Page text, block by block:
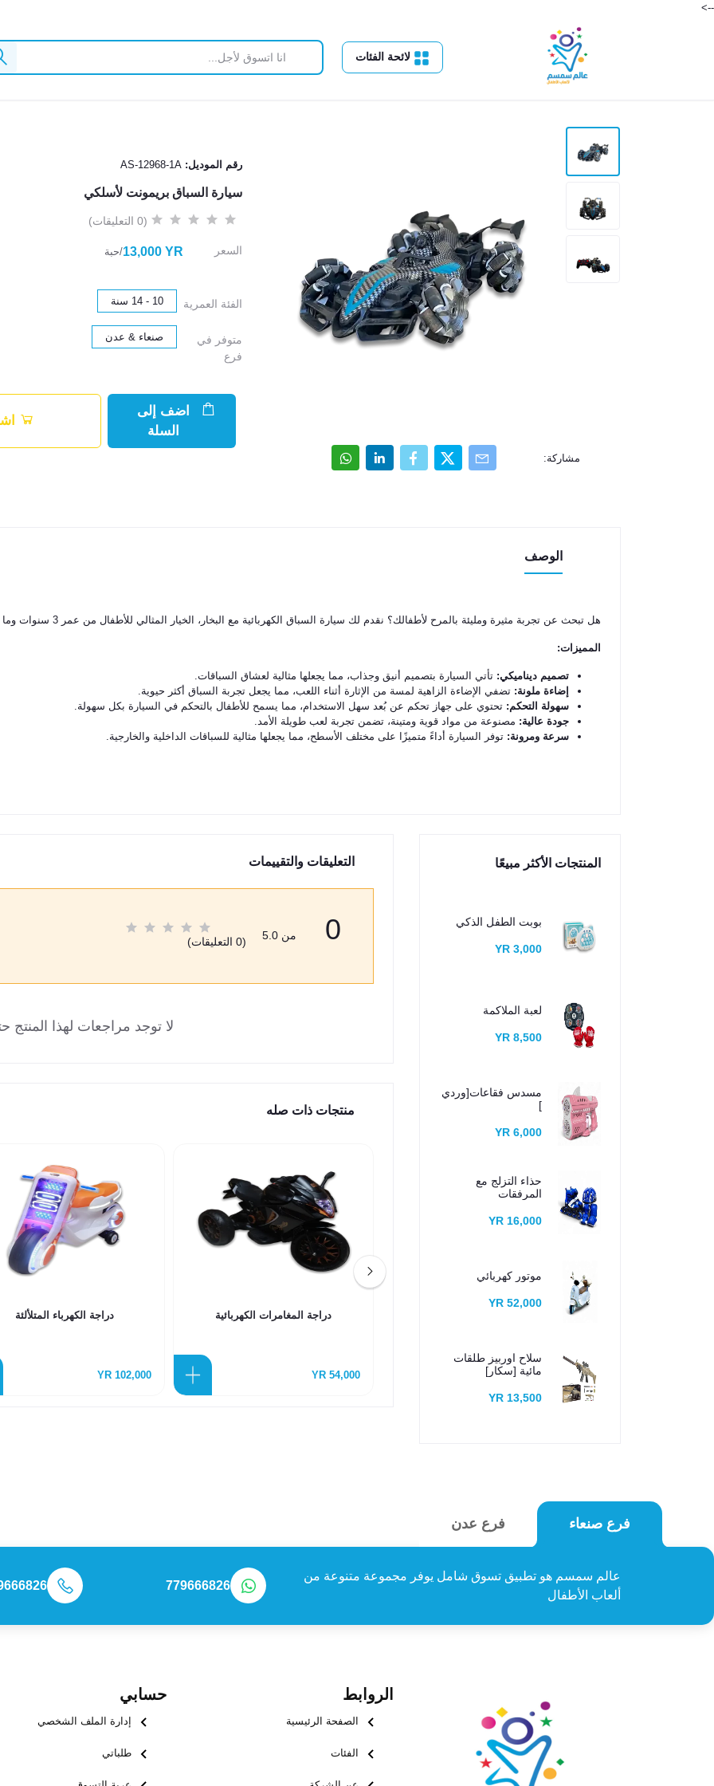
-->
لائحة الفئات
مشاركة:
رقم الموديل:
سيارة السباق بريمونت لأسلكي
(0 التعليقات)
السعر 13,000 YR/حبة
الفئة العمرية 10 - 14 سنة
متوفر في
فرع
صنعاء & عدن
اضف إلى
السلة
الوصف
هل تبحث عن تجربة مثيرة ومليئة بالمرح لأطفالك؟ نقدم لك سيارة السباق الكهربائية مع البخار، الخيار المثالي للأطفال من عمر 3 سنوات وما فوق.
المميزات:
تصميم ديناميكي: تأتي السيارة بتصميم أنيق وجذاب، مما يجعلها مثالية لعشاق السباقات.
إضاءة ملونة: تضفي الإضاءة الزاهية لمسة من الإثارة أثناء اللعب، مما يجعل تجربة السباق أكثر حيوية.
سهولة التحكم: تحتوي على جهاز تحكم عن بُعد سهل الاستخدام، مما يسمح للأطفال بالتحكم في السيارة بكل سهولة.
جودة عالية: مصنوعة من مواد قوية ومتينة، تضمن تجربة لعب طويلة الأمد.
سرعة ومرونة: توفر السيارة أداءً متميزًا على مختلف الأسطح، مما يجعلها مثالية للسباقات الداخلية والخارجية.
المنتجات الأكثر مبيعًا
بوبت الطفل الذكي
3,000 YR
لعبة الملاكمة
8,500 YR
مسدس فقاعات[وردي
]
6,000 YR
حذاء التزلج مع
المرفقات
16,000 YR
موتور كهربائي
52,000 YR
سلاح اوربيز طلقات
مائية [سكار]
13,500 YR
التعليقات والتقييمات
0 من 5.0
(0 التعليقات)
لا توجد مراجعات لهذا المنتج
منتجات ذات صله
دراجة المغامرات الكهربائية
54,000 YR
دراجة الكهرباء المتلألئة
102,000 YR
فرع صنعاء فرع عدن
عالم سمسم هو تطبيق تسوق شامل يوفر مجموعة متنوعة من
ألعاب الأطفال
779666826
الروابط
الصفحة الرئيسية
الفئات
حسابي
إدارة الملف الشخصي
طلباتي